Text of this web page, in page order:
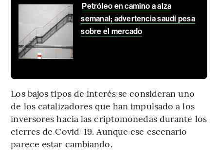
Petróleo en camino a alza
semanal; advertencia saudí pesa
sobre el mercado
Los bajos tipos de interés se consideran uno
de los catalizadores que han impulsado a los
inversores hacia las criptomonedas durante los
cierres de Covid-19. Aunque ese escenario
parece estar cambiando.